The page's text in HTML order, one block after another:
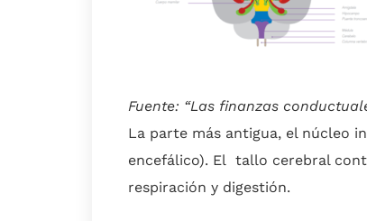
Fuente: “Las finanzas
La parte más antigua, el núcleo
encefálico). El tallo cerebral
respiración y digestión.